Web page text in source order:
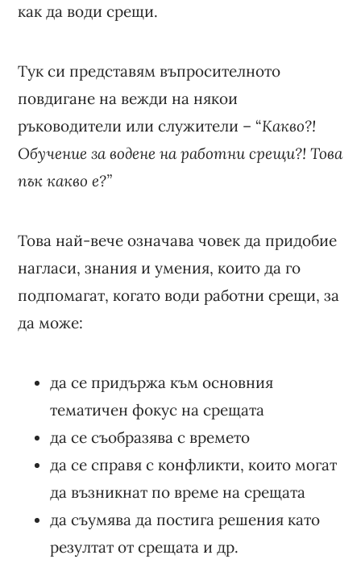
как да води срещи.
Тук си представям въпросителното
повдигане на вежди на някои
ръководители или служители – “Какво?!
Обучение за водене на работни срещи?! Това
пък какво е?”
Това най-вече означава човек да придобие
нагласи, знания и умения, които да го
подпомагат, когато води работни срещи, за
да може:
да се придържа към основния
тематичен фокус на срещата
да се съобразява с времето
да се справя с конфликти, които могат
да възникнат по време на срещата
да съумява да постига решения като
резултат от срещата и др.